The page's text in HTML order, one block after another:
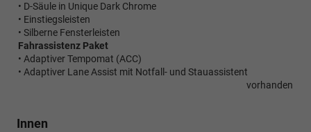
• D-Säule in Unique Dark Chrome
• Einstiegsleisten
• Silberne Fensterleisten
Fahrassistenz Paket
• Adaptiver Tempomat (ACC)
• Adaptiver Lane Assist mit Notfall- und Stauassistent
vorhanden
Innen